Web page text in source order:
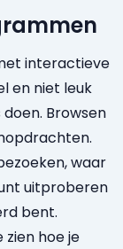
interactieve
en niet leuk
Browsen
waar
uitproberen
bent.
hoe je